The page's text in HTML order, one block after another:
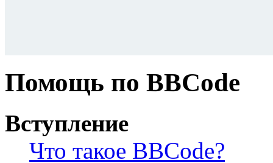
Помощь по BBCode
Вступление
Что такое BBCode?